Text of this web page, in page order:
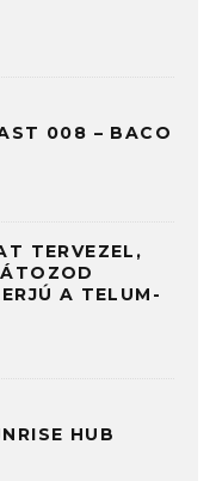
008 – BACO
TERVEZEL,
A TELUM-
HUB